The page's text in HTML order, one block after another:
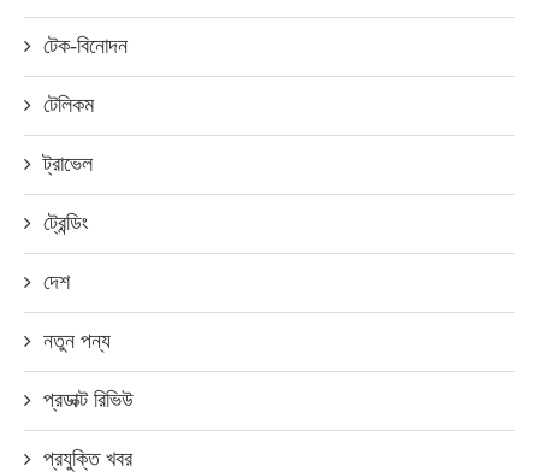
টেক-বিনোদন
টেলিকম
ট্রাভেল
ট্রেন্ডিং
দেশ
নতুন পন্য
প্রডাক্ট রিভিউ
প্রযুক্তি খবর